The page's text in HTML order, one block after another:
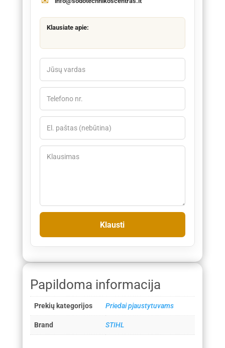
Klausiate apie:
Papildoma informacija
Prekių kategorijos Priedai pjaustytuvams
Brand STIHL